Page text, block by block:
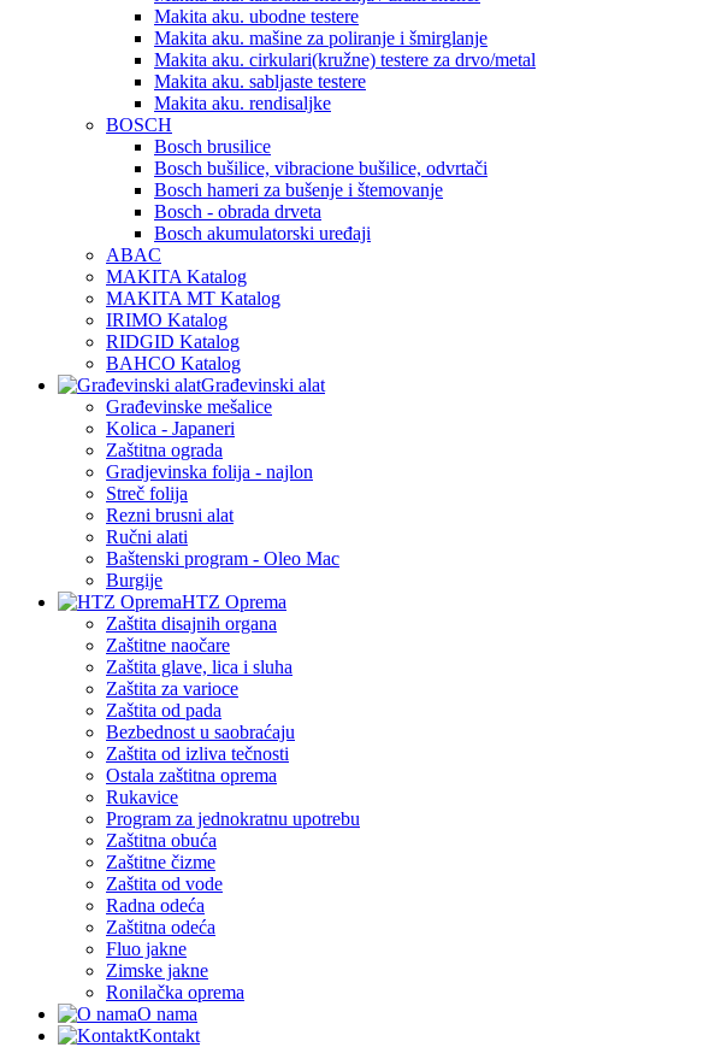
Makita aku. ubodne testere
Makita aku. mašine za poliranje i šmirglanje
Makita aku. cirkulari(kružne) testere za drvo/metal
Makita aku. sabljaste testere
Makita aku. rendisaljke
BOSCH
Bosch brusilice
Bosch bušilice, vibracione bušilice, odvrtači
Bosch hameri za bušenje i štemovanje
Bosch - obrada drveta
Bosch akumulatorski uređaji
ABAC
MAKITA Katalog
MAKITA MT Katalog
IRIMO Katalog
RIDGID Katalog
BAHCO Katalog
Građevinski alat
Građevinske mešalice
Kolica - Japaneri
Zaštitna ograda
Gradjevinska folija - najlon
Streč folija
Rezni brusni alat
Ručni alati
Baštenski program - Oleo Mac
Burgije
HTZ Oprema
Zaštita disajnih organa
Zaštitne naočare
Zaštita glave, lica i sluha
Zaštita za varioce
Zaštita od pada
Bezbednost u saobraćaju
Zaštita od izliva tečnosti
Ostala zaštitna oprema
Rukavice
Program za jednokratnu upotrebu
Zaštitna obuća
Zaštitne čizme
Zaštita od vode
Radna odeća
Zaštitna odeća
Fluo jakne
Zimske jakne
Ronilačka oprema
O nama
Kontakt